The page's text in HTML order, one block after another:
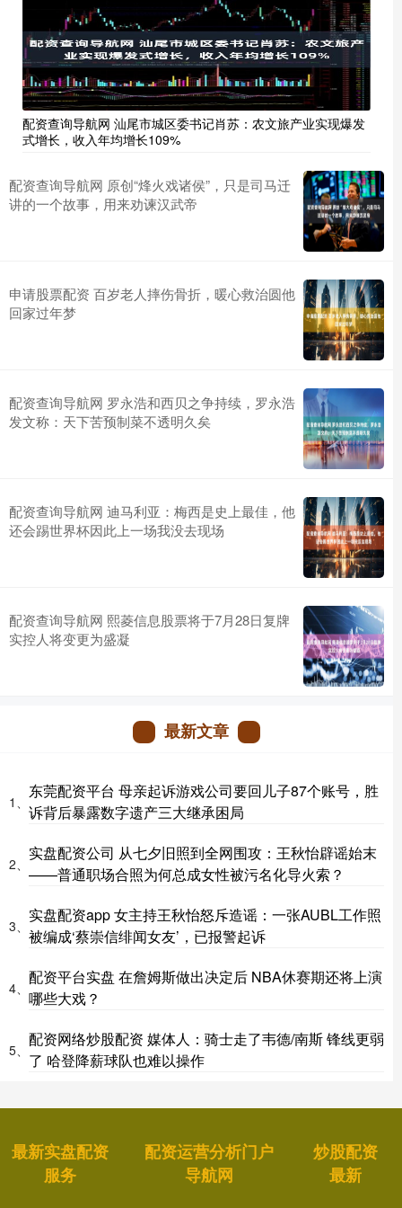
配资查询导航网 汕尾市城区委书记肖苏：农文旅产业实现爆发
式增长，收入年均增长109%
配资查询导航网 原创“烽火戏诸侯”，只是司马迁
讲的一个故事，用来劝谏汉武帝
申请股票配资 百岁老人摔伤骨折，暖心救治圆他
回家过年梦
配资查询导航网 罗永浩和西贝之争持续，罗永浩
发文称：天下苦预制菜不透明久矣
配资查询导航网 迪马利亚：梅西是史上最佳，他
还会踢世界杯因此上一场我没去现场
配资查询导航网 熙菱信息股票将于7月28日复牌
实控人将变更为盛凝
最新文章
1、
东莞配资平台 母亲起诉游戏公司要回儿子87个账号，胜
诉背后暴露数字遗产三大继承困局
2、
实盘配资公司 从七夕旧照到全网围攻：王秋怡辟谣始末
——普通职场合照为何总成女性被污名化导火索？
3、
实盘配资app 女主持王秋怡怒斥造谣：一张AUBL工作照
被编成‘蔡崇信绯闻女友’，已报警起诉
4、
配资平台实盘 在詹姆斯做出决定后 NBA休赛期还将上演
哪些大戏？
5、
配资网络炒股配资 媒体人：骑士走了韦德/南斯 锋线更弱
了 哈登降薪球队也难以操作
最新实盘配资
服务
配资运营分析门户
导航网
炒股配资
最新